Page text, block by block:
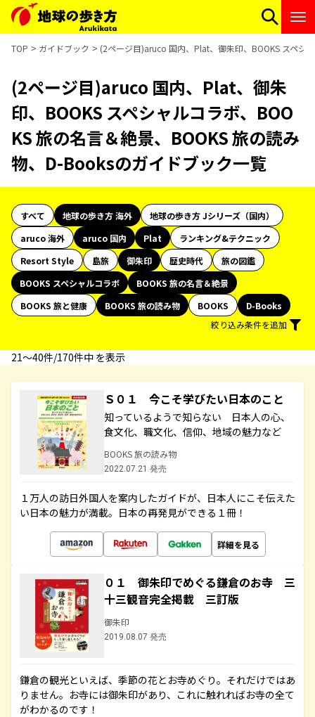
TOP ガイドブック (2ページ目)aruco 国内、Plat、御朱印、BOOKS スペシ
(2ページ目)aruco 国内、Plat、御朱
印、BOOKS スペシャルコラボ、BOO
KS 旅の名言＆絶景、BOOKS 旅の読み
物、D-Booksのガイドブック一覧
すべて 地球の歩き方 海外
地球の歩き方 Jシリーズ（国内）
aruco 海外
aruco 国内 Plat
ランキング&テクニック
Resort Style
島旅 御朱印 歴史時代
旅の図鑑
BOOKS スペシャルコラボ
BOOKS 旅の名言＆絶景
BOOKS 旅と健康
BOOKS 旅の読み物 BOOKS
D-Books
絞り込み条件を追加
21〜40件/170件中 を表示
Ｓ０１ 今こそ学びたい日本のこと
知っているようで知らない 日本人の心、
食文化、職文化、信仰、地域の魅力など
BOOKS 旅の読み物
2022.07.21 発売
１万人の訪日外国人を案内したガイドが、日本人にこそ伝えた
い日本の魅力が満載。日本の再発見ができる１冊！
詳細を見る
０１ 御朱印でめぐる鎌倉のお寺 三
十三観音完全掲載 三訂版
御朱印
2019.08.07 発売
鎌倉の観光といえば、季節の花とお寺めぐり。それだけではあ
りません。お寺には御朱印があり、これに触れればお寺の全て
がわかるのです！